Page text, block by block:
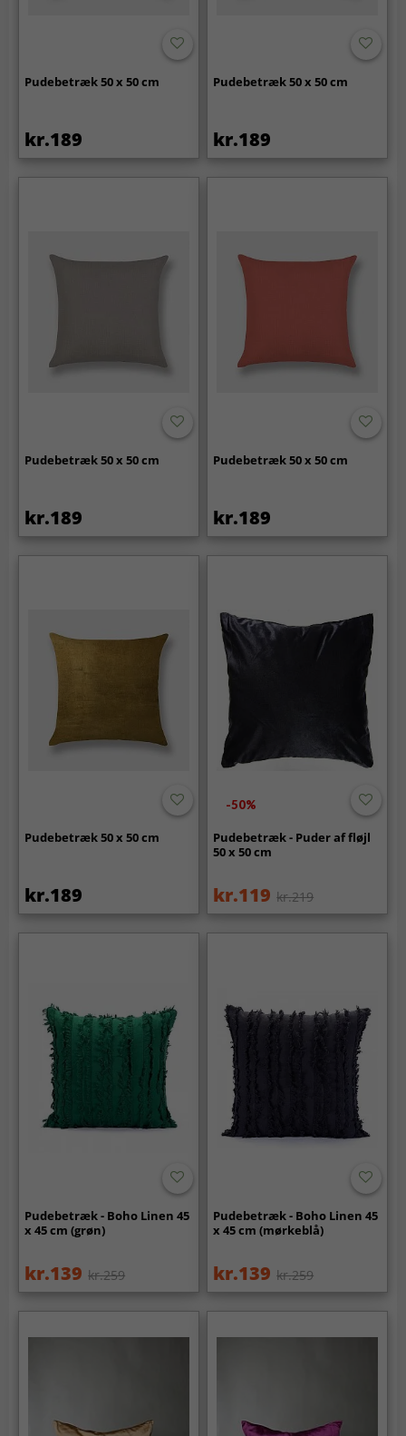
Pudebetræk 50 x 50 cm
kr.189
Pudebetræk 50 x 50 cm
kr.189
Pudebetræk 50 x 50 cm
kr.189
Pudebetræk 50 x 50 cm
kr.189
Pudebetræk 50 x 50 cm
kr.189
-50%
Pudebetræk - Puder af fløjl
50 x 50 cm
kr.119 kr.219
Pudebetræk - Boho Linen 45
x 45 cm (grøn)
kr.139 kr.259
Pudebetræk - Boho Linen 45
x 45 cm (mørkeblå)
kr.139 kr.259